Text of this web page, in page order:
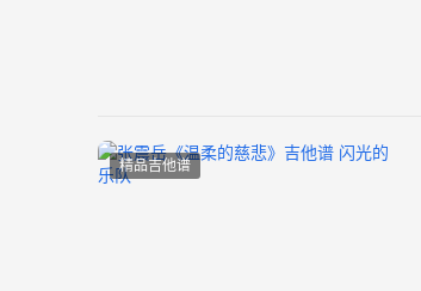
精品吉他谱